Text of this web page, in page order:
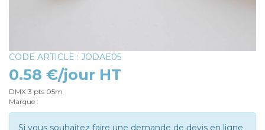
CODE ARTICLE : JODAE05
0.58 €/jour HT
DMX 3 pts 05m
Marque :
Si vous souhaitez faire une demande de devis en ligne